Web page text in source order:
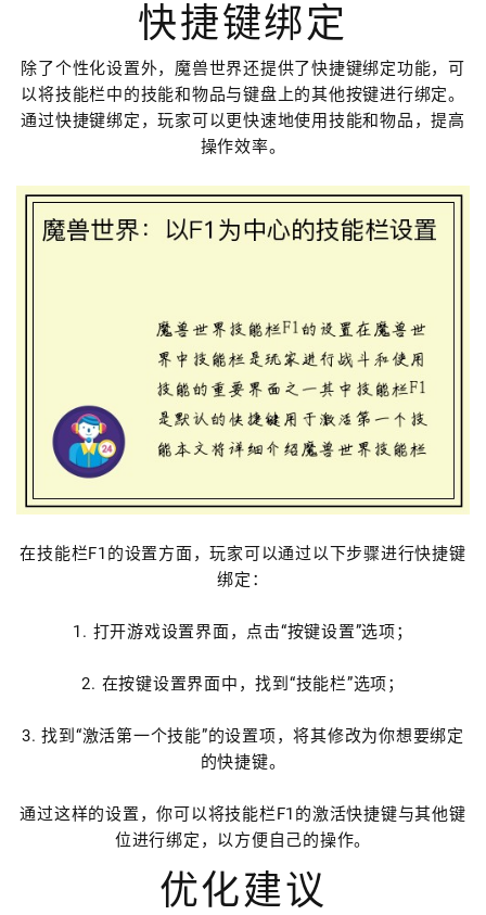
快捷键绑定
除了个性化设置外，魔兽世界还提供了快捷键绑定功能，可
以将技能栏中的技能和物品与键盘上的其他按键进行绑定。
通过快捷键绑定，玩家可以更快速地使用技能和物品，提高
操作效率。
在技能栏F1的设置方面，玩家可以通过以下步骤进行快捷键
绑定：
1. 打开游戏设置界面，点击“按键设置”选项；
2. 在按键设置界面中，找到“技能栏”选项；
3. 找到“激活第一个技能”的设置项，将其修改为你想要绑定
的快捷键。
通过这样的设置，你可以将技能栏F1的激活快捷键与其他键
位进行绑定，以方便自己的操作。
优化建议